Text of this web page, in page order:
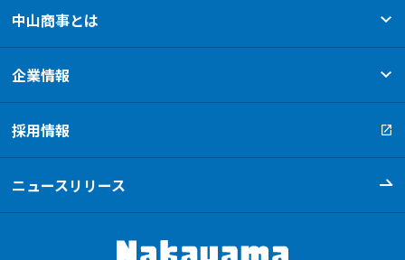
中山商事とは
選ばれ続ける理由
80年の軌跡
新たな挑戦
事業フィールド
企業情報
会社概要
営業所・関連会社
取扱いメーカー
採用情報
ニュースリリース